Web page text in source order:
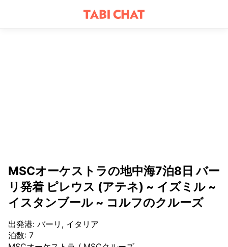
MSCオーケストラの地中海7泊8日 バー
リ発着 ピレウス (アテネ) ~ イズミル ~
イスタンブール ~ コルフのクルーズ
出発港: バーリ, イタリア
泊数: 7